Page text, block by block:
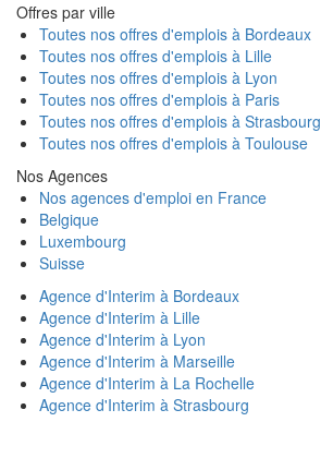
Offres par ville
Toutes nos offres d'emplois à Bordeaux
Toutes nos offres d'emplois à Lille
Toutes nos offres d'emplois à Lyon
Toutes nos offres d'emplois à Paris
Toutes nos offres d'emplois à Strasbourg
Toutes nos offres d'emplois à Toulouse
Nos Agences
Nos agences d'emploi en France
Belgique
Luxembourg
Suisse
Agence d'Interim à Bordeaux
Agence d'Interim à Lille
Agence d'Interim à Lyon
Agence d'Interim à Marseille
Agence d'Interim à La Rochelle
Agence d'Interim à Strasbourg